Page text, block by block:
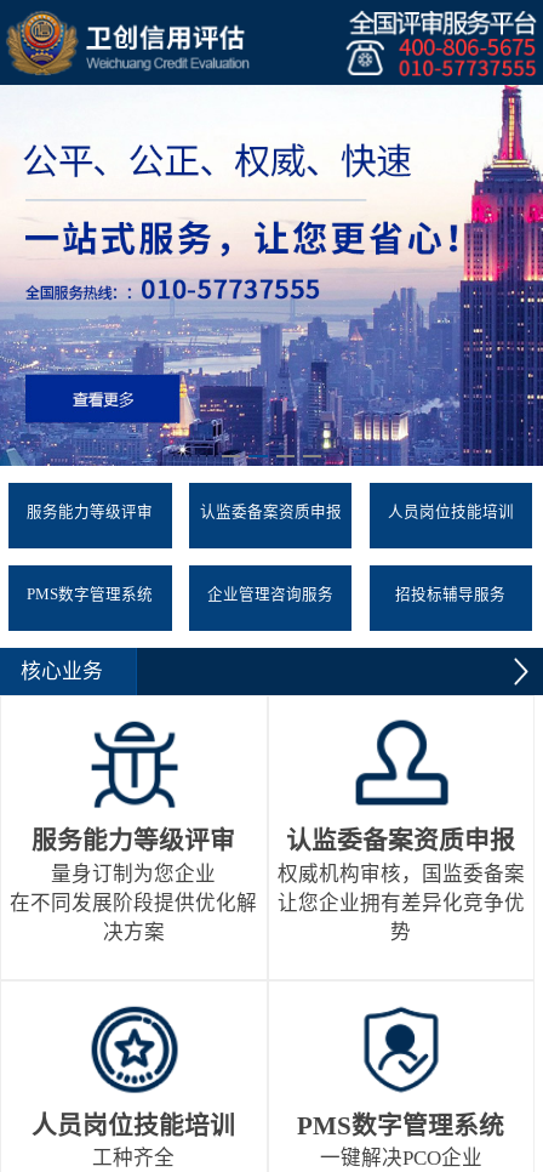
服务能力等级评审 认监委备案资质申报 人员岗位技能培训
PMS数字管理系统 企业管理咨询服务 招投标辅导服务
核心业务
服务能力等级评审
量身订制为您企业
在不同发展阶段提供优化解
决方案
认监委备案资质申报
权威机构审核，国监委备案
让您企业拥有差异化竞争优
势
人员岗位技能培训
工种齐全
PMS数字管理系统
一键解决PCO企业